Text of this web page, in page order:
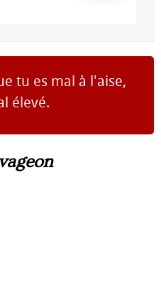
tu es mal à l'aise,
élevé.